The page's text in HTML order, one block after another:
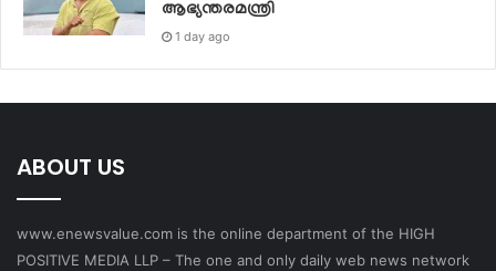
ആഭ്യന്തരമന്ത്രി
1 day ago
ABOUT US
www.enewsvalue.com is the online department of the HIGH
POSITIVE MEDIA LLP – The one and only daily web news network